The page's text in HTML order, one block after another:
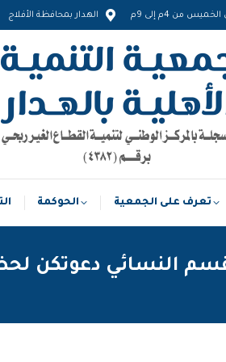
من 4م إلى 9م الهدار بمحافظة الأفلاج
تعرف على الجمعية الحوكمة
النسائي دعوتكن
تعرف على الجمعية الحوكمة